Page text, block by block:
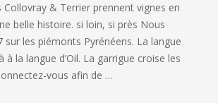
& Terrier prennent vignes en
belle histoire. si loin, si près Nous
sur les piémonts Pyrénéens. La langue
à la langue d’Oil. La garrigue croise les
vous afin de …